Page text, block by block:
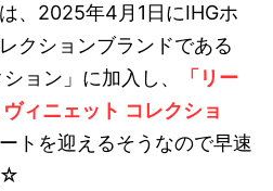
、2025年4月1日にIHGホ
クションブランドである
ョン」に加入し、
「リー
ィニェット コレクショ
トを迎えるそうなので早速
☆